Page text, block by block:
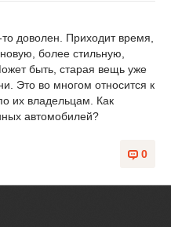
доволен. Приходит время,
более стильную,
быть, старая вещь уже
Это во многом относится к
их владельцам. Как
автомобилей?
0